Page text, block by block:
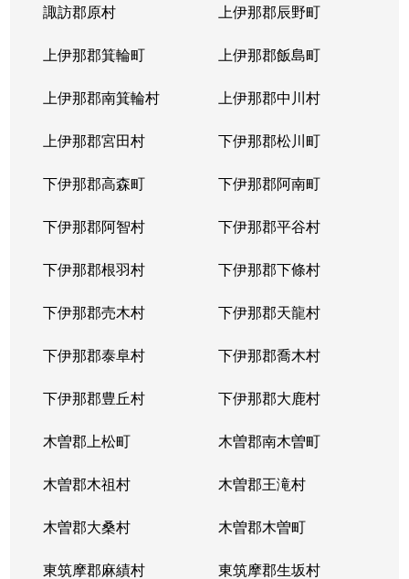
諏訪郡原村 上伊那郡辰野町
上伊那郡箕輪町 上伊那郡飯島町
上伊那郡南箕輪村 上伊那郡中川村
上伊那郡宮田村 下伊那郡松川町
下伊那郡高森町 下伊那郡阿南町
下伊那郡阿智村 下伊那郡平谷村
下伊那郡根羽村 下伊那郡下條村
下伊那郡売木村 下伊那郡天龍村
下伊那郡泰阜村 下伊那郡喬木村
下伊那郡豊丘村 下伊那郡大鹿村
木曽郡上松町 木曽郡南木曽町
木曽郡木祖村 木曽郡王滝村
木曽郡大桑村 木曽郡木曽町
東筑摩郡麻績村 東筑摩郡生坂村